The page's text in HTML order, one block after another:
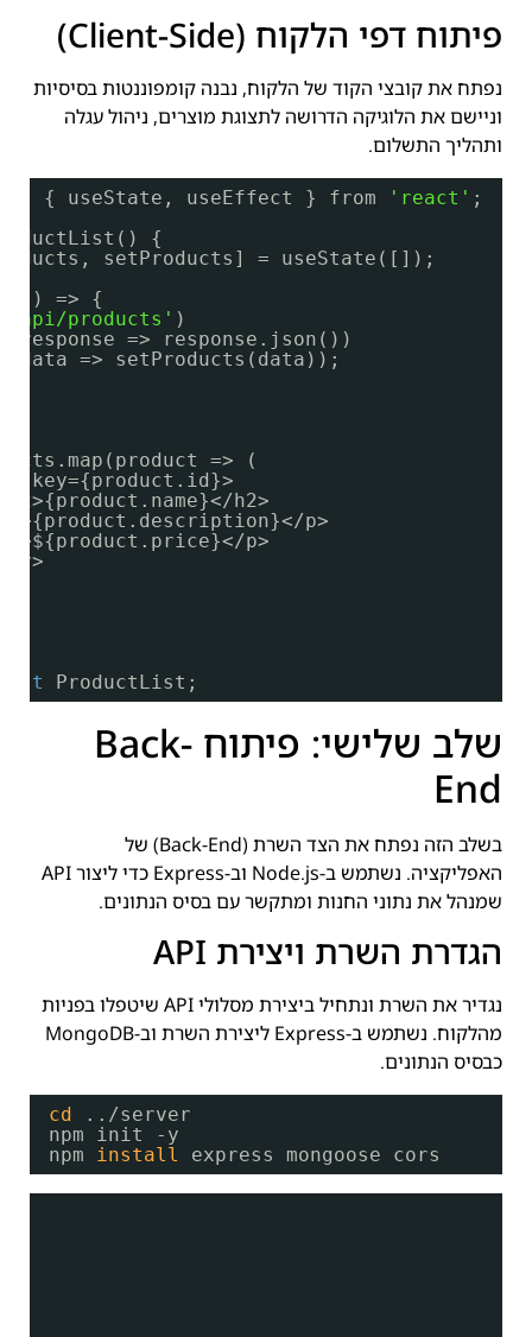
פיתוח דפי הלקוח (Client-Side)
נפתח את קובצי הקוד של הלקוח, נבנה קומפוננטות בסיסיות
וניישם את הלוגיקה הדרושה לתצוגת מוצרים, ניהול עגלה
ותהליך התשלום.
{ useState, useEffect } from 'react' ;
{
setProducts] = useState([]);
=> {
api/products' )
=> response.json())
=> setProducts(data));
=> (
key={product.id}>
h2>
p>
p>
ProductList;
שלב שלישי: פיתוח Back-
End
בשלב הזה נפתח את הצד השרת (Back-End) של
האפליקציה. נשתמש ב-Node.js וב-Express כדי ליצור API
שמנהל את נתוני החנות ומתקשר עם בסיס הנתונים.
הגדרת השרת ויצירת API
נגדיר את השרת ונתחיל ביצירת מסלולי API שיטפלו בפניות
מהלקוח. נשתמש ב-Express ליצירת השרת וב-MongoDB
כבסיס הנתונים.
cd .. /server
npm init -y
npm install express mongoose cors